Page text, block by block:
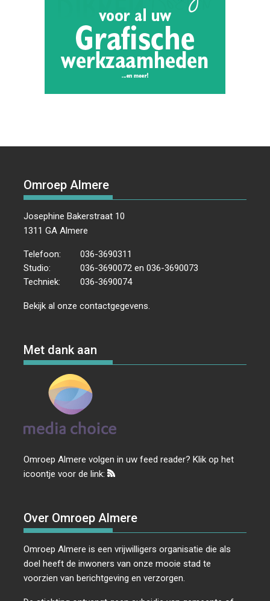
Omroep Almere
Josephine Bakerstraat 10
1311 GA Almere
Telefoon:
036-3690311
Studio:
036-3690072 en 036-3690073
Techniek:
036-3690074
Bekijk al onzecontactgegevens
Met dank aan
Omroep Almere volgen in uw feed reader? Klik op het
icoontje voor de link:
Over Omroep Almere
Omroep Almere is een vrijwilligers organisatie die als
doel heeft de inwoners van onze mooie stad te
voorzien van berichtgeving en verzorgen.